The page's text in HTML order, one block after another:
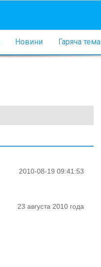
Новини Гаряча тема
2010-08-19 09:41:53
23 августа 2010 года